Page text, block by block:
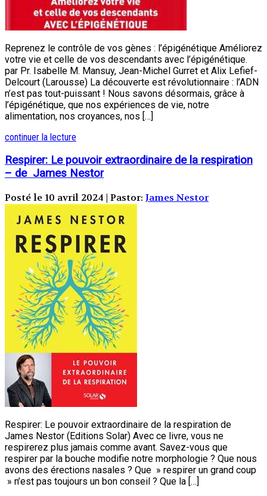
Reprenez le contrôle de vos gènes : l’épigénétique Améliorez
votre vie et celle de vos descendants avec l’épigénétique.
par Pr. Isabelle M. Mansuy, Jean-Michel Gurret et Alix Lefief-
Delcourt (Larousse) La découverte est révolutionnaire : l’ADN
n’est pas tout-puissant ! Nous savons désormais, grâce à
l’épigénétique, que nos expériences de vie, notre
alimentation, nos croyances, nos […]
continuer la lecture
Respirer: Le pouvoir extraordinaire de la respiration
– de James Nestor
Posté le 10 avril 2024 | Pastor: James Nestor
Respirer: Le pouvoir extraordinaire de la respiration de
James Nestor (Editions Solar) Avec ce livre, vous ne
respirerez plus jamais comme avant. Savez-vous que
respirer par la bouche modifie notre morphologie ? Que nous
avons des érections nasales ? Que » respirer un grand coup
» n’est pas toujours un bon conseil ? Que la […]